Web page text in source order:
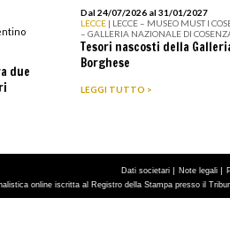
due
Dal 24/07/2026 al 31/01/2027
LECCE | LECCE – MUSEO MUST I
– GALLERIA NAZIONALE DI
Tesori nascosti della
Borghese
LEGGI TUTTO >
Dati societari | Note legali |
online iscritta al Registro della Stampa presso il